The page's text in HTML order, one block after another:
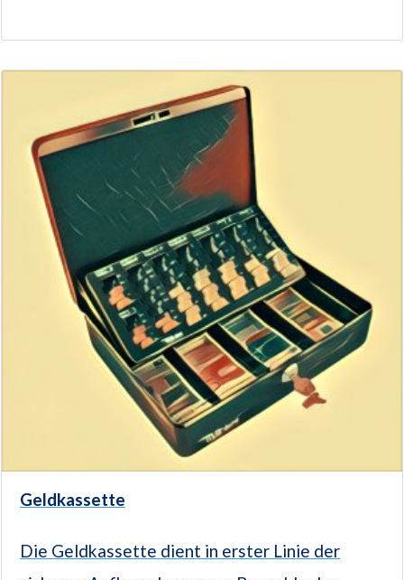
Geldkassette
Die Geldkassette dient in erster Linie der